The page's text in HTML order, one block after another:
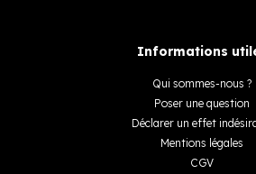
Informations
Qui sommes-nous ?
Poser une question
Déclarer un effet
Mentions légales
CGV